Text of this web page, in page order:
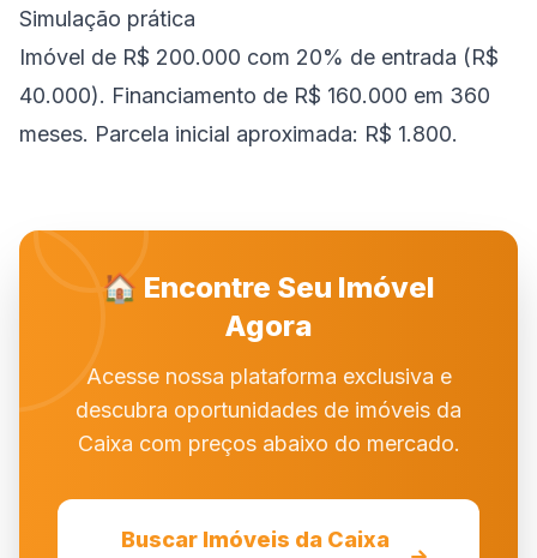
Simulação prática
Imóvel de R$ 200.000 com 20% de entrada (R$
40.000). Financiamento de R$ 160.000 em 360
meses. Parcela inicial aproximada: R$ 1.800.
🏠 Encontre Seu Imóvel
Agora
Acesse nossa plataforma exclusiva e
descubra oportunidades de imóveis da
Caixa com preços abaixo do mercado.
Buscar Imóveis da Caixa